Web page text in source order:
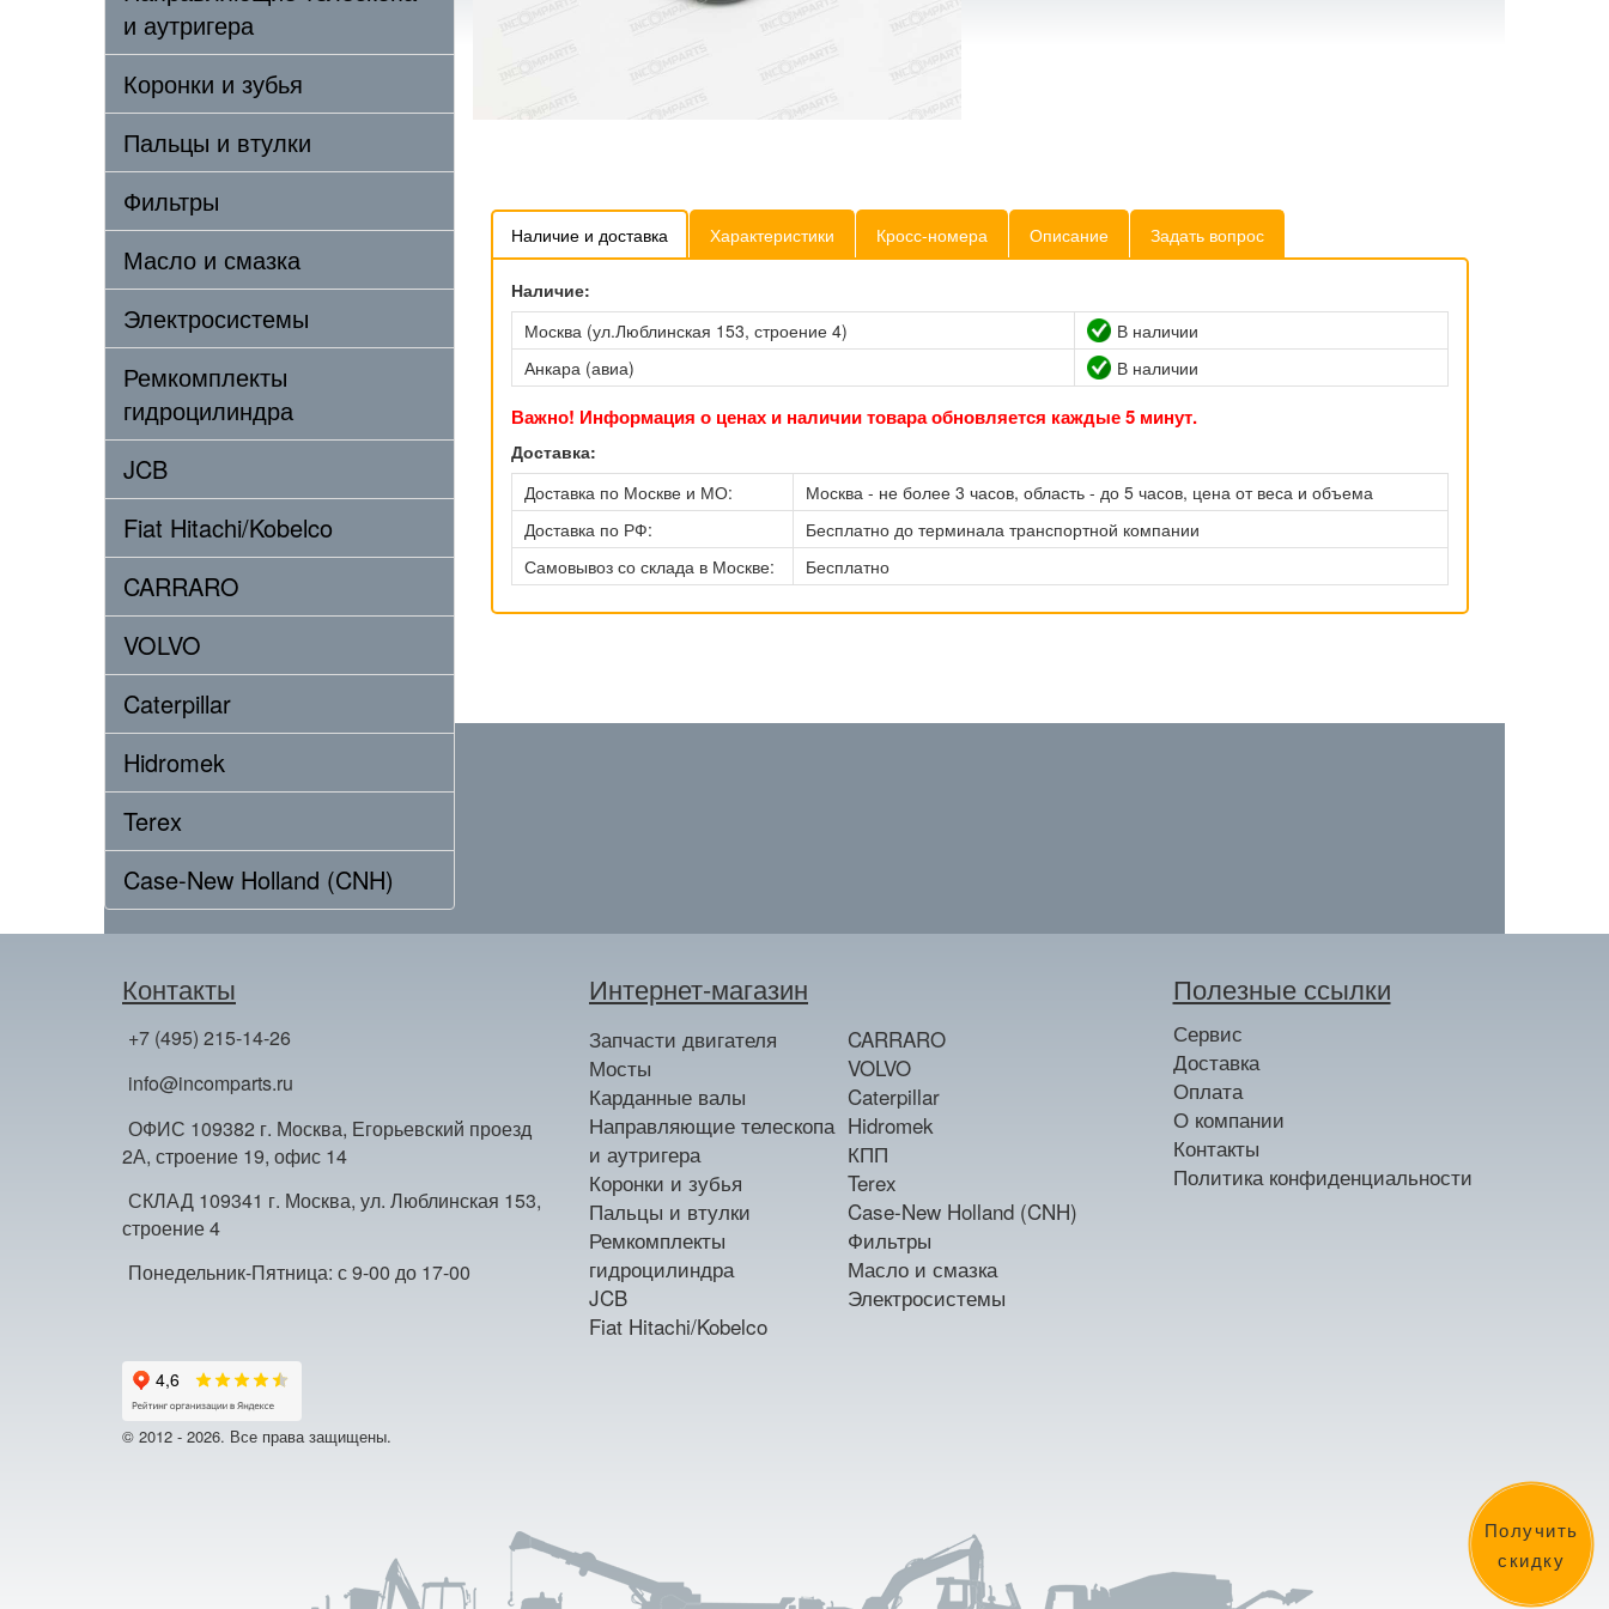
Получить
скидку
и аутригера
Коронки и зубья
Пальцы и втулки
Фильтры
Масло и смазка
Электросистемы
Ремкомплекты
гидроцилиндра
JCB
Fiat Hitachi/Kobelco
CARRARO
VOLVO
Caterpillar
Hidromek
Terex
Case-New Holland (CNH)
Наличие и доставка Характеристики Кросс-номера Описание Задать вопрос
Наличие:
Москва (ул.Люблинская 153, строение 4)
В наличии
Анкара (авиа)
В наличии
Важно! Информация о ценах и наличии товара обновляется каждые 5 минут.
Доставка:
Доставка по Москве и МО:
Москва - не более 3 часов, область - до 5 часов, цена от веса и объема
Доставка по РФ:
Бесплатно до терминала транспортной компании
Самовывоз со склада в Москве:
Бесплатно
Контакты
+7 (495) 215-14-26
info@incomparts.ru
ОФИС 109382 г. Москва, Егорьевский проезд
2А, строение 19, офис 14
СКЛАД 109341 г. Москва, ул. Люблинская 153,
строение 4
Понедельник-Пятница: с 9-00 до 17-00
Интернет-магазин
Запчасти двигателя
Мосты
Карданные валы
Направляющие телескопа
и аутригера
Коронки и зубья
Пальцы и втулки
Ремкомплекты
гидроцилиндра
JCB
Fiat Hitachi/Kobelco
CARRARO
VOLVO
Caterpillar
Hidromek
КПП
Terex
Case-New Holland (CNH)
Фильтры
Масло и смазка
Электросистемы
Полезные ссылки
Сервис
Доставка
Оплата
О компании
Контакты
Политика конфиденциальности
© 2012 - 2026. Все права защищены.